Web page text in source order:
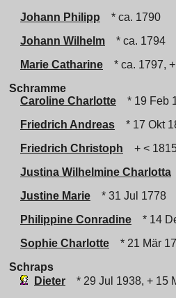
Johann Philipp
* ca. 1790
Johann Wilhelm
* ca. 1794
Marie Catharine
* ca. 1797,
Schramme
Caroline Charlotte
* 19 Feb
Friedrich Andreas
* 17 Okt
Friedrich Christoph
+ <
Justina Wilhelmine Charlotta
Justine Marie
* 31 Jul 1778
Philippine Conradine
* 14
Sophie Charlotte
* 21 Mär
Schraps
Dieter
* 29 Jul 1938, + 15